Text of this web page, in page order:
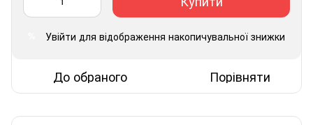
Увійти для відображення накопичувальної знижки
До обраного Порівняти